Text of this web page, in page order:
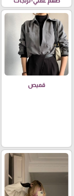
قميص